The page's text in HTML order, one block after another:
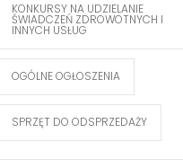
KONKURSY NA UDZIELANIE
ŚWIADCZEŃ ZDROWOTNYCH I
INNYCH USŁUG
OGÓLNE OGŁOSZENIA
SPRZĘT DO ODSPRZEDAŻY